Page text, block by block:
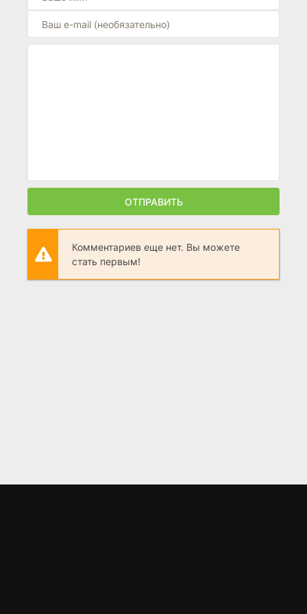
ОТПРАВИТЬ
Комментариев еще нет. Вы можете
стать первым!